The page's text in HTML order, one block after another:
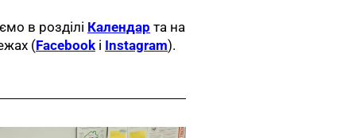
в розділі Календар та на
(Facebook i Instagram).